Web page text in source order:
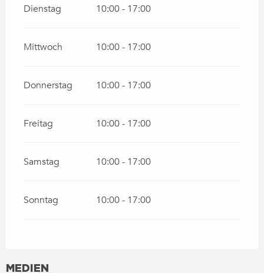
Dienstag 10:00 - 17:00
Mittwoch 10:00 - 17:00
Donnerstag 10:00 - 17:00
Freitag 10:00 - 17:00
Samstag 10:00 - 17:00
Sonntag 10:00 - 17:00
MEDIEN